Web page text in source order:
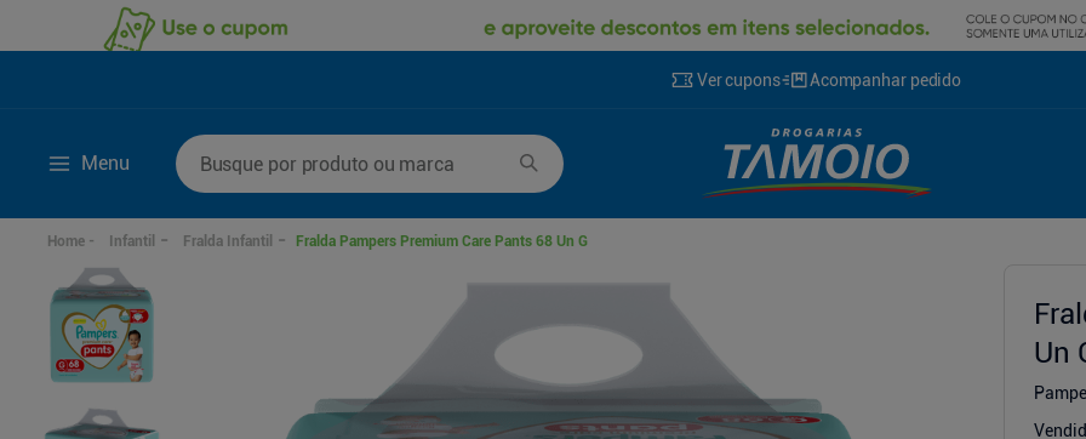
Ver cupons Acompanhar pedido
Menu
Busque por produto ou marca
Infantil Fralda Infantil Fralda Pampers Premium Care Pants 68 Un G
Un
Termos mais buscados
fralda xxg
mounjaro
9º